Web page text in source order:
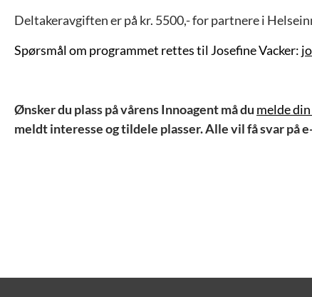
Deltakeravgiften er på kr. 5500,- for partnere i
Spørsmål om programmet rettes til Josefine Vacker:
Ønsker du plass på vårens Innoagent må du melde
meldt interesse og tildele plasser. Alle vil få svar på